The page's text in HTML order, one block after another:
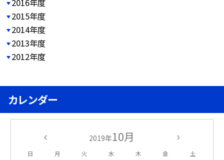
2016年度
2015年度
2014年度
2013年度
2012年度
カレンダー
2019年10月
日 月 火 水 木 金 土